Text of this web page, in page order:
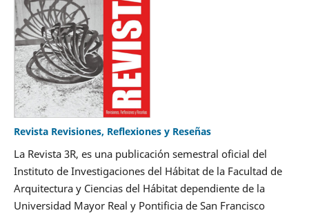
Revista Revisiones, Reflexiones y Reseñas
La Revista 3R, es una publicación semestral oficial del
Instituto de Investigaciones del Hábitat de la Facultad de
Arquitectura y Ciencias del Hábitat dependiente de la
Universidad Mayor Real y Pontificia de San Francisco